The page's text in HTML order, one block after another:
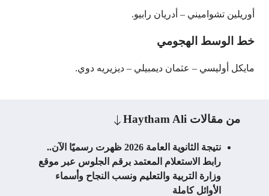
أوريلين تشواميني – أدريان رابيو.
خط الوسط الهجومي
مايكل أوليسي – عثمان ديمبيلي – ديزيريه دوي.
من مقالات Haytham Ali
نتيجة الثانوية العامة 2026 ظهرت رسميًا الآن..
رابط الاستعلام المعتمد برقم الجلوس عبر موقع
وزارة التربية والتعليم ونسب النجاح وأسماء
الأوائل كاملة